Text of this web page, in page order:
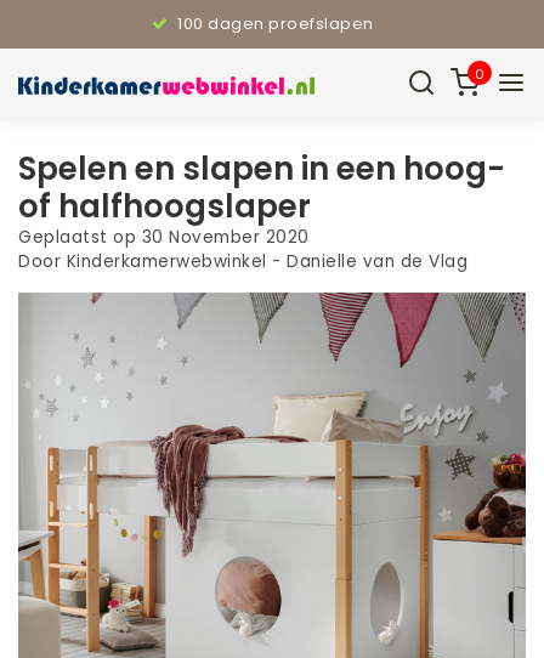
100 dagen proefslapen
0
Spelen en slapen in een hoog-
of halfhoogslaper
Geplaatst op 30 November 2020
Door Kinderkamerwebwinkel - Danielle van de Vlag